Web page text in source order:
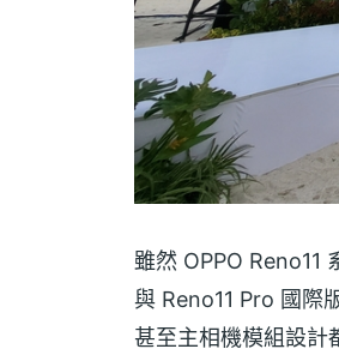
雖然 OPPO Reno11
與 Reno11 Pro 國際
甚至主相機模組設計